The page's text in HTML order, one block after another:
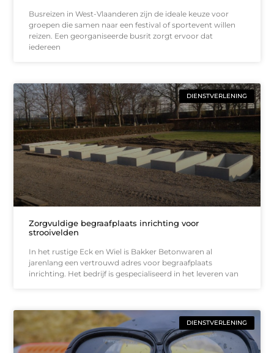
Busreizen in West-Vlaanderen zijn de ideale keuze voor
groepen die samen naar een festival of sportevent willen
reizen. Een georganiseerde busrit zorgt ervoor dat
iedereen
DIENSTVERLENING
Zorgvuldige begraafplaats inrichting voor
strooivelden
In het rustige Eck en Wiel is Bakker Betonwaren al
jarenlang een vertrouwd adres voor begraafplaats
inrichting. Het bedrijf is gespecialiseerd in het leveren van
DIENSTVERLENING